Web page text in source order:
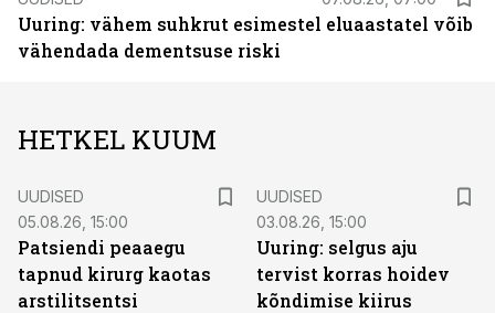
Uuring: vähem suhkrut esimestel eluaastatel võib
vähendada dementsuse riski
HETKEL KUUM
UUDISED
05.08.26, 15:00
Patsiendi peaaegu
tapnud kirurg kaotas
arstilitsentsi
UUDISED
03.08.26, 15:00
Uuring: selgus aju
tervist korras hoidev
kõndimise kiirus